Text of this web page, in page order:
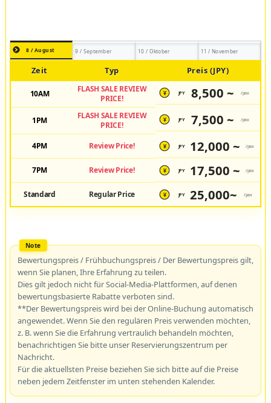
8 / August 9 / September 10 / Oktober 11 / November
Zeit Typ Preis (JPY)
10AM
FLASH SALE REVIEW
PRICE!
¥ JPY 8,500 ~ /pax
1PM
FLASH SALE REVIEW
PRICE!
¥ JPY 7,500 ~ /pax
4PM Review Price! ¥ JPY 12,000 ~ /pax
7PM Review Price! ¥ JPY 17,500 ~ /pax
Standard Regular Price ¥ JPY 25,000~ /pax
Bewertungspreis / Frühbuchungspreis / Der Bewertungspreis gilt,
wenn Sie planen, Ihre Erfahrung zu teilen.
Dies gilt jedoch nicht für Social-Media-Plattformen, auf denen
bewertungsbasierte Rabatte verboten sind.
**Der Bewertungspreis wird bei der Online-Buchung automatisch
angewendet. Wenn Sie den regulären Preis verwenden möchten,
z. B. wenn Sie die Erfahrung vertraulich behandeln möchten,
benachrichtigen Sie bitte unser Reservierungszentrum per
Nachricht.
Für die aktuellsten Preise beziehen Sie sich bitte auf die Preise
neben jedem Zeitfenster im unten stehenden Kalender.